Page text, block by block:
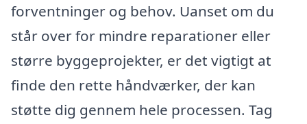
forventninger og behov. Uanset om du
står over for mindre reparationer eller
større byggeprojekter, er det vigtigt at
finde den rette håndværker, der kan
støtte dig gennem hele processen. Tag